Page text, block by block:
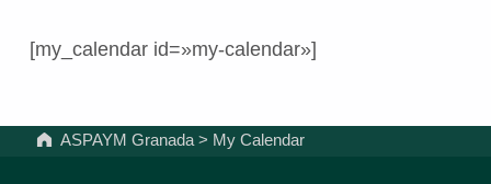
[my_calendar id=»my-calendar»]
ASPAYM Granada > My Calendar